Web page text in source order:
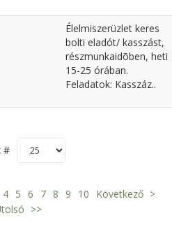
Élelmiszerüzlet keres
bolti eladót/ kasszást,
részmunkaidõben, heti
15-25 órában.
Feladatok: Kasszáz..
#
4 5 6 7 8 9 10 Következő >
>>